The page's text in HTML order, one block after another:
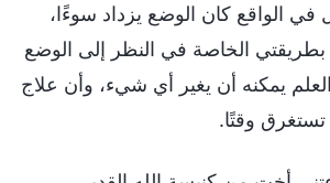
الواقع كان الوضع يزداد سوءًا،
بطريقتي الخاصة في النظر إلى الوضع
يمكنه أن يغير أي شيء، وأن علاج
وقتًا.